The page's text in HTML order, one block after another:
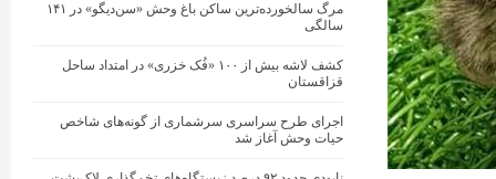
مرگ سالخورده‌ترین ساکن باغ وحش «سن‌دیگو» در ۱۴۱
سالگی
کشف لاشه بیش از ۱۰۰ «فُک خزری» در امتداد ساحل
قزاقستان
اجرای طرح سراسری سرشماری از گونه‌های شاخص
حیات‌ وحش آغاز شد